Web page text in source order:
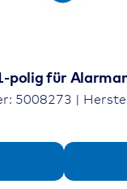
polig für
5008273 |